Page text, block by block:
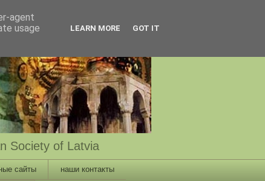
Society of Latvia
сайты наши контакты
agent
usage
LEARN MORE GOT IT